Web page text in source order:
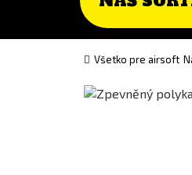
Všetko pre airsoft